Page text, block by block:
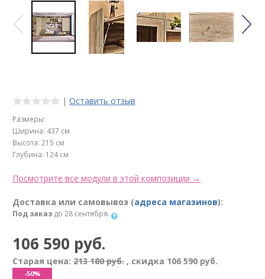
| Оставить отзыв
Размеры:
Ширина: 437 см
Высота: 215 см
Глубина: 124 см
Посмотрите все модули в этой композиции →
Доставка или самовывоз (адреса магазинов):
Под заказ до 28 сентября.
106 590 руб.
Старая цена: 213 180 руб. , скидка 106 590 руб.
-50%